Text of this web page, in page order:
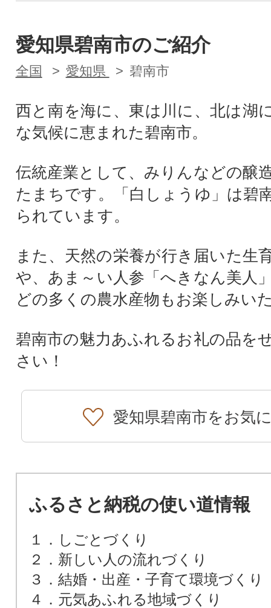
愛知県碧南市のご紹介
全国 愛知県 碧南市
西と南を海に、東は川に、北は湖
な気候に恵まれた碧南市。
伝統産業として、みりんなどの醸
たまちです。「白しょうゆ」は碧
られています。
また、天然の栄養が行き届いた生
や、あま～い人参「へきなん美人
どの多くの農水産物もお楽しみい
碧南市の魅力あふれるお礼の品を
さい！
愛知県碧南市をお気
ふるさと納税の使い道情報
１．しごとづくり
２．新しい人の流れづくり
３．結婚・出産・子育て環境づくり
４．元気あふれる地域づくり